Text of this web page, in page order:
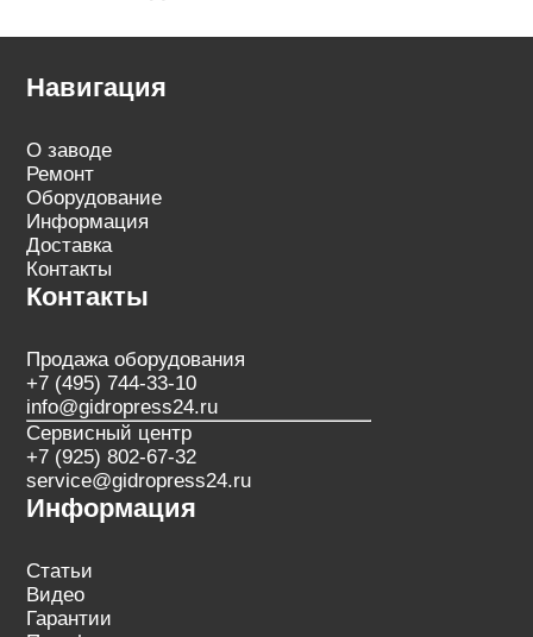
Навигация
О заводе
Ремонт
Оборудование
Информация
Доставка
Контакты
Контакты
Продажа оборудования
+7 (495) 744-33-10
info@gidropress24.ru
Сервисный центр
+7 (925) 802-67-32
service@gidropress24.ru
Информация
Статьи
Видео
Гарантии